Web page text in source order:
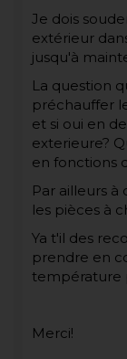
Je dois
extérieur
jusqu'à
La question
préchauffer
et si oui en
exterieure?
en fonctions
Par ailleurs
les pièces à
Ya t'il des
prendre en
température
Merci!